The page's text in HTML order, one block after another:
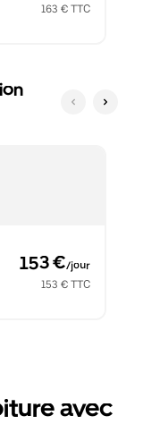
163 € TTC
153 €/jour
153 € TTC
avec